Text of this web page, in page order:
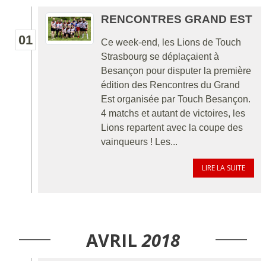
01
RENCONTRES GRAND EST
Ce week-end, les Lions de Touch
Strasbourg se déplaçaient à
Besançon pour disputer la première
édition des Rencontres du Grand
Est organisée par Touch Besançon.
4 matchs et autant de victoires, les
Lions repartent avec la coupe des
vainqueurs ! Les...
LIRE LA SUITE
AVRIL 2018